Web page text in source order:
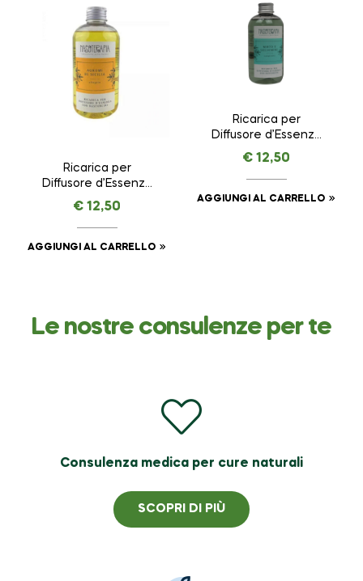
Ricarica per
Diffusore d’Essenza
con Bastoncini
Agrumi di Sicilia –
Allegria –
NASOTERAPIA da 250
€ 12,50
AGGIUNGI AL CARRELLO
Ricarica per
Diffusore d’Essenza
con Bastoncini Mirto
e Gelsomino –
Complicità –
NASOTERAPIA da 250
€ 12,50
AGGIUNGI AL CARRELLO
Le nostre consulenze per te
Consulenza medica per cure naturali
SCOPRI DI PIÙ